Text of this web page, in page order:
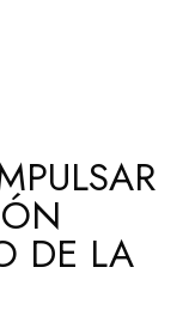
DE LA